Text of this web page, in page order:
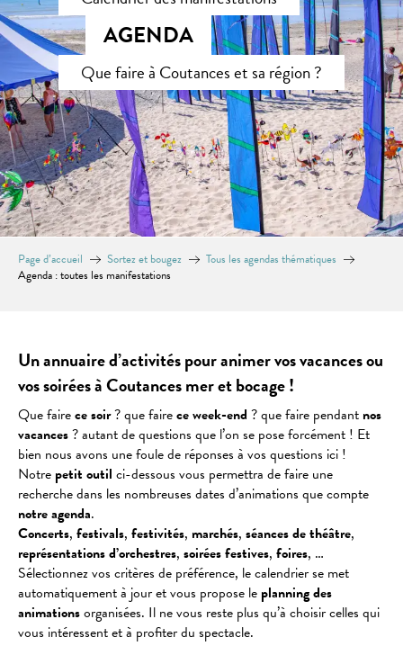
AGENDA
Que faire à Coutances et sa région ?
Page d’accueil Sortez et bougez
Tous les agendas thématiques
Agenda : toutes les manifestations
Un annuaire d’activités pour animer vos vacances ou
vos soirées à Coutances mer et bocage !
Que fairece soir? que fairece week-end ? que faire pendant nos
vacances? autant de questions que l’on se pose forcément ! Et
bien nous avons une foule de réponses à vos questions ici !
Notre petit outil ci-dessous vous permettra de faire une
recherche dans les nombreuses dates d’animations que compte
notre agenda.
Concerts, festivals, festivités, marchés, séancesdethéâtre,
représentationsd’orchestres, soiréesfestives, foires, …
Sélectionnez vos critères de préférence, le calendrier se met
automatiquement à jour et vous propose le planning des
animationsorganisées. Il ne vous reste plus qu’à choisir celles qui
vous intéressent et à profiter du spectacle.